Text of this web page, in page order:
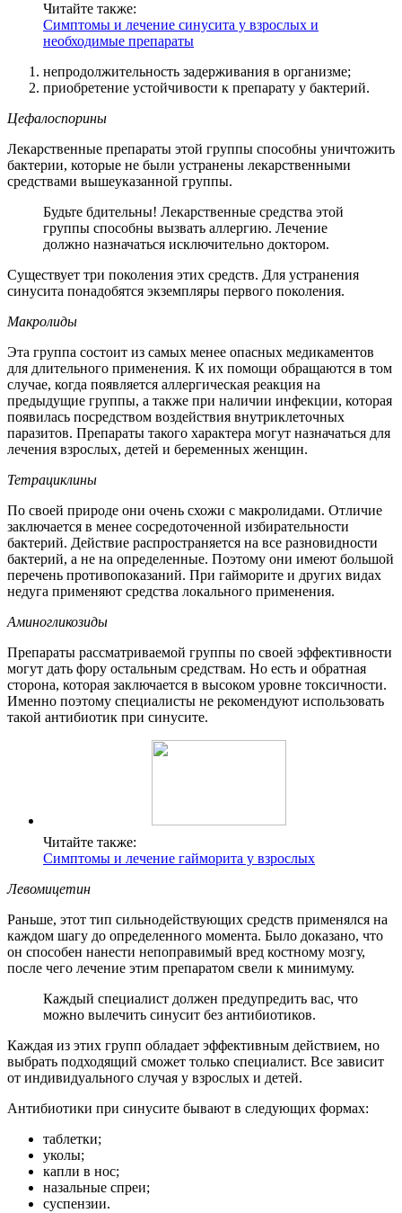
Читайте также:
Симптомы и лечение синусита у взрослых и
необходимые препараты
непродолжительность задерживания в организме;
приобретение устойчивости к препарату у бактерий.
Цефалоспорины
Лекарственные препараты этой группы способны уничтожить
бактерии, которые не были устранены лекарственными
средствами вышеуказанной группы.
Будьте бдительны! Лекарственные средства этой
группы способны вызвать аллергию. Лечение
должно назначаться исключительно доктором.
Существует три поколения этих средств. Для устранения
синусита понадобятся экземпляры первого поколения.
Макролиды
Эта группа состоит из самых менее опасных медикаментов
для длительного применения. К их помощи обращаются в том
случае, когда появляется аллергическая реакция на
предыдущие группы, а также при наличии инфекции, которая
появилась посредством воздействия внутриклеточных
паразитов. Препараты такого характера могут назначаться для
лечения взрослых, детей и беременных женщин.
Тетрациклины
По своей природе они очень схожи с макролидами. Отличие
заключается в менее сосредоточенной избирательности
бактерий. Действие распространяется на все разновидности
бактерий, а не на определенные. Поэтому они имеют большой
перечень противопоказаний. При гайморите и других видах
недуга применяют средства локального применения.
Аминогликозиды
Препараты рассматриваемой группы по своей эффективности
могут дать фору остальным средствам. Но есть и обратная
сторона, которая заключается в высоком уровне токсичности.
Именно поэтому специалисты не рекомендуют использовать
такой антибиотик при синусите.
Читайте также:
Симптомы и лечение гайморита у взрослых
Левомицетин
Раньше, этот тип сильнодействующих средств применялся на
каждом шагу до определенного момента. Было доказано, что
он способен нанести непоправимый вред костному мозгу,
после чего лечение этим препаратом свели к минимуму.
Каждый специалист должен предупредить вас, что
можно вылечить синусит без антибиотиков.
Каждая из этих групп обладает эффективным действием, но
выбрать подходящий сможет только специалист. Все зависит
от индивидуального случая у взрослых и детей.
Антибиотики при синусите бывают в следующих формах:
таблетки;
уколы;
капли в нос;
назальные спреи;
суспензии.